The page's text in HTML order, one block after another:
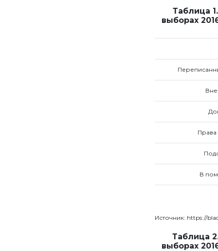
Таблица
выборах
В
Источник: https://
Таблица
выборах